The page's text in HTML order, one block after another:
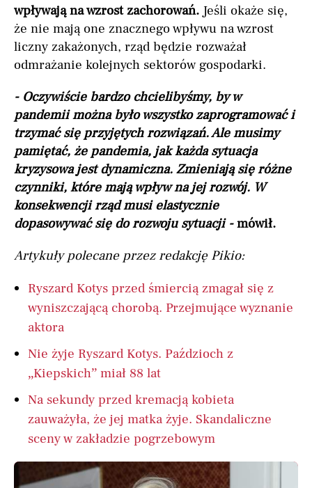
wpływają na wzrost zachorowań. Jeśli okaże się,
że nie mają one znacznego wpływu na wzrost
liczny zakażonych, rząd będzie rozważał
odmrażanie kolejnych sektorów gospodarki.
- Oczywiście bardzo chcielibyśmy, by w
pandemii można było wszystko zaprogramować i
trzymać się przyjętych rozwiązań. Ale musimy
pamiętać, że pandemia, jak każda sytuacja
kryzysowa jest dynamiczna. Zmieniają się różne
czynniki, które mają wpływ na jej rozwój. W
konsekwencji rząd musi elastycznie
dopasowywać się do rozwoju sytuacji -mówił.
Artykuły polecane przez redakcję Pikio:
Ryszard Kotys przed śmiercią zmagał się z
wyniszczającą chorobą. Przejmujące wyznanie
aktora
Nie żyje Ryszard Kotys. Paździoch z
„Kiepskich” miał 88 lat
Na sekundy przed kremacją kobieta
zauważyła, że jej matka żyje. Skandaliczne
sceny w zakładzie pogrzebowym